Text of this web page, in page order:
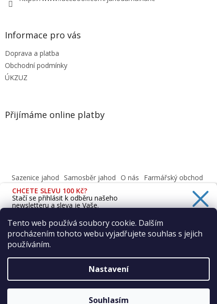
Tento web používá soubory cookie. Dalším
procházením tohoto webu vyjadřujete souhlas s jejich
používáním.
Nastavení
Souhlasím
Informace pro vás
Doprava a platba
Obchodní podmínky
ÚKZUZ
Přijímáme online platby
Sazenice jahod Samosběr jahod O nás
Farmářský obchod
Obchodní podmínky
Informace o ochraně osobních údajů dle GDPR
Cafenavysluni.cz - Objednat a vyzvednout
Copyright 2026Farma Vraňany s.r.o.. Všechna práva
vyhrazena.
CHCETE SLEVU 100 Kč?
Stačí se přihlásit k odběru našeho
newsletteru a sleva je Vaše.
Ano, chci se přihlásit
Zásady zpracování osobních údajů